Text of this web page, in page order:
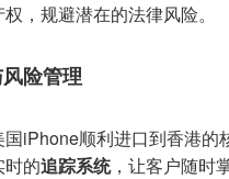
，规避潜在的法律风险。
险管理
iPhone顺利进口到香港的
的追踪系统，让客户随时